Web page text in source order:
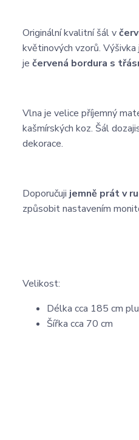
Originální kvalitní šál v
květinových vzorů.
je červená bordura s
Vlna je velice příjemný
kašmírských koz. Šál
dekorace.
Doporučuji jemně prát v
způsobit nastavením
Velikost:
Délka cca 185 cm
Šířka cca 70 cm